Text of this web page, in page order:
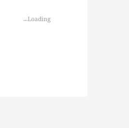
Loading...